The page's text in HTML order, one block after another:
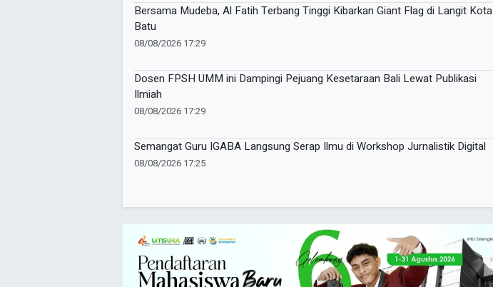
Bersama Mudeba, Al Fatih Terbang Tinggi Kibarkan Giant Flag di Langit Kota
Batu
08/08/2026 17:29
Dosen FPSH UMM ini Dampingi Pejuang Kesetaraan Bali Lewat Publikasi
Ilmiah
08/08/2026 17:29
Semangat Guru IGABA Langsung Serap Ilmu di Workshop Jurnalistik Digital
08/08/2026 17:25